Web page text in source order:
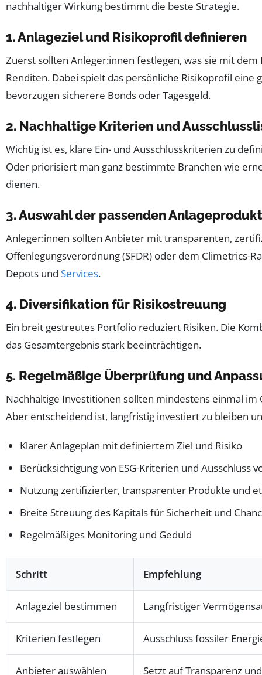
nachhaltiger Wirkung bestimmt die beste Strategie.
1. Anlageziel und Risikoprofil definieren
Zuerst sollten Anleger:innen festlegen, was sie mit
Renditen. Dabei spielt das persönliche Risikoprofil eine
bevorzugen sicherere Bonds oder Tagesgeld.
2. Nachhaltige Kriterien und
Wichtig ist es, klare Ein- und Ausschlusskriterien zu
Oder priorisiert man ganz bestimmte Branchen wie
dienen.
3. Auswahl der passenden
Anleger:innen sollten Anbieter mit transparenten,
Offenlegungsverordnung (SFDR) oder dem Climetrics-
Depots und Services.
4. Diversifikation für Risikostreuung
Ein breit gestreutes Portfolio reduziert Risiken. Die
das Gesamtergebnis stark beeinträchtigen.
5. Regelmäßige Überprüfung und
Nachhaltige Investitionen sollten mindestens einmal
Aber entscheidend ist, langfristig investiert zu bleiben
Klarer Anlageplan mit definiertem Ziel und Risiko
Berücksichtigung von ESG-Kriterien und Ausschluss
Nutzung zertifizierter, transparenter Produkte und
Breite Streuung des Kapitals für Sicherheit und
Regelmäßiges Monitoring und Geduld
Schritt Empfehlung
Anlageziel bestimmen Langfristiger
Kriterien festlegen Ausschluss fossiler
Anbieter auswählen Setzt auf Transparenz